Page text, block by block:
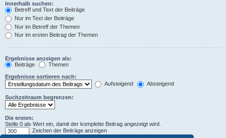
Innerhalb suchen:
Betreff und Text der Beiträge
Nur im Text der Beiträge
Nur im Betreff der Themen
Nur im ersten Beitrag der Themen
Ergebnisse anzeigen als:
Beiträge
Themen
Ergebnisse sortieren nach:
Aufsteigend
Absteigend
Suchzeitraum begrenzen:
Die ersten:
Stelle 0 als Wert ein, damit der komplette Beitrag angezeigt wird.
Zeichen der Beiträge anzeigen